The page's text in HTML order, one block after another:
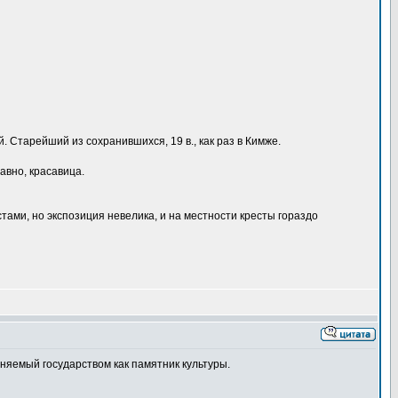
из сохранившихся, 19 в., как раз в Кимже.
красавица.
но экспозиция невелика, и на местности кресты гораздо
государством как памятник культуры.